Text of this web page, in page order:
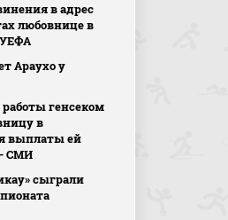
в адрес
любовнице в
Араухо у
генсеком
в
выплаты ей
СМИ
сыграли